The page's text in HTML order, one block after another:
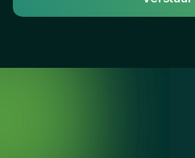
compétences en